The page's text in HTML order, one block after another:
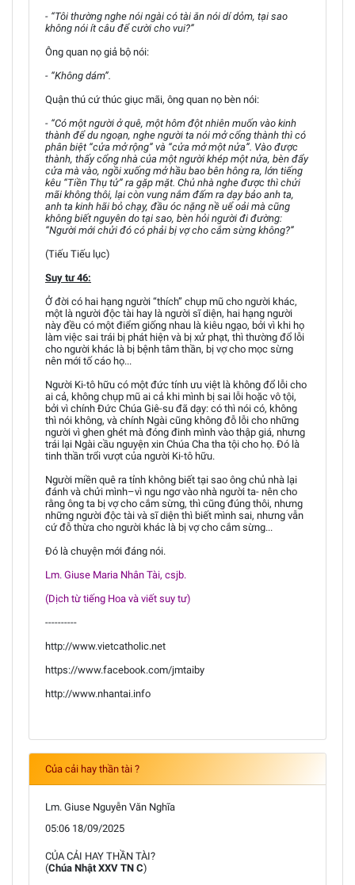
- “Tôi thường nghe nói ngài có tài ăn nói dí dỏm, tại sao
không nói ít câu để cười cho vui?”
Ông quan nọ giả bộ nói:
- “Không dám”.
Quận thú cứ thúc giục mãi, ông quan nọ bèn nói:
- “Có một người ở quê, một hôm đột nhiên muốn vào kinh
thành để du ngoạn, nghe người ta nói mở cổng thành thì có
phân biệt “cửa mở rộng” và “cửa mở một nửa”. Vào được
thành, thấy cổng nhà của một người khép một nửa, bèn đẩy
cửa mà vào, ngồi xuống mở hầu bao bên hông ra, lớn tiếng
kêu “Tiền Thụ tử” ra gặp mặt. Chủ nhà nghe được thì chửi
mãi không thôi, lại còn vung nắm đấm ra dạy bảo anh ta,
anh ta kinh hãi bỏ chạy, đầu óc nặng nề uể oải mà cũng
không biết nguyên do tại sao, bèn hỏi người đi đường:
“Người mới chửi đó có phải bị vợ cho cắm sừng không?”
(Tiếu Tiếu lục)
Suy tư 46:
Ở đời có hai hạng người “thích” chụp mũ cho người khác,
một là người độc tài hay là người sĩ diện, hai hạng người
này đều có một điểm giống nhau là kiêu ngạo, bởi vì khi họ
làm việc sai trái bị phát hiện và bị xử phạt, thì thường đổ lỗi
cho người khác là bị bệnh tâm thần, bị vợ cho mọc sừng
nên mới tố cáo họ...
Người Ki-tô hữu có một đức tính ưu việt là không đổ lỗi cho
ai cả, không chụp mũ ai cả khi mình bị sai lỗi hoặc vô tội,
bởi vì chính Đức Chúa Giê-su đã dạy: có thì nói có, không
thì nói không, và chính Ngài cũng không đỗ lỗi cho những
người vì ghen ghét mà đóng đinh mình vào thập giá, nhưng
trái lại Ngài cầu nguyện xin Chúa Cha tha tội cho họ. Đó là
tinh thần trổi vượt của người Ki-tô hữu.
Người miền quê ra tỉnh không biết tại sao ông chủ nhà lại
đánh và chửi mình–vì ngu ngơ vào nhà người ta- nên cho
rằng ông ta bị vợ cho cắm sừng, thì cũng đúng thôi, nhưng
những người độc tài và sĩ diện thì biết mình sai, nhưng vẫn
cứ đỗ thừa cho người khác là bị vợ cho cắm sừng...
Đó là chuyện mới đáng nói.
Lm. Giuse Maria Nhân Tài, csjb.
(Dịch từ tiếng Hoa và viết suy tư)
----------
http://www.vietcatholic.net
https://www.facebook.com/jmtaiby
http://www.nhantai.info
Của cải hay thần tài ?
Lm. Giuse Nguyễn Văn Nghĩa
05:06 18/09/2025
CỦA CẢI HAY THẦN TÀI?
(Chúa Nhật XXV TN C)